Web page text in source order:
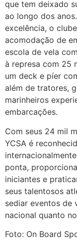
que tem deixado
ao longo dos
excelência, o
acomodação de
escola de vela
à represa com 25
um deck e píer
além de tratores,
marinheiros
embarcações.
Com seus 24 mil
YCSA é
ponta,
iniciantes e
seus talentosos
sediar eventos de
nacional quanto
Foto: On Board